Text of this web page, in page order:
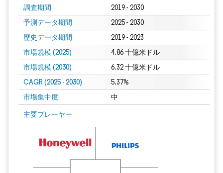
調査期間 2019 - 2030
予測データ期間 2025 - 2030
歴史データ期間 2019 - 2023
市場規模 (2025) 4.86 十億米ドル
市場規模 (2030) 6.32 十億米ドル
CAGR (2025 - 2030) 5.37%
市場集中度 中
主要プレーヤー